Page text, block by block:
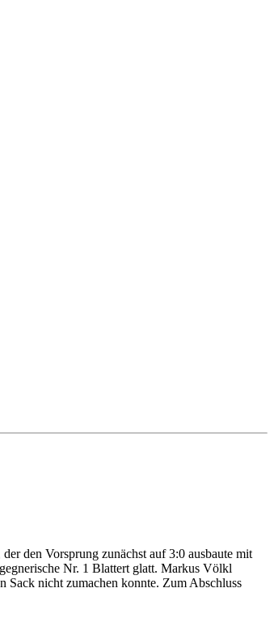
den Vorsprung zunächst auf 3:0 ausbaute mit
Nr. 1 Blattert glatt. Markus Völkl
Sack nicht zumachen konnte. Zum Abschluss